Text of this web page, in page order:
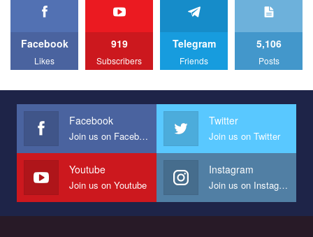
Facebook
Likes
919
Subscribers
Telegram
Friends
5,106
Posts
Facebook
Join us on Facebook
Twitter
Join us on Twitter
Youtube
Join us on Youtube
Instagram
Join us on Instagram